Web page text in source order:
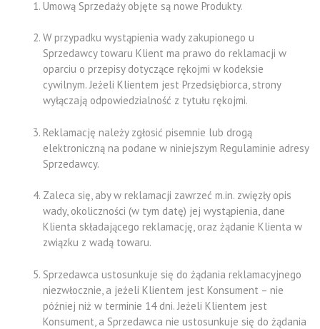
Umową Sprzedaży objęte są nowe Produkty.
W przypadku wystąpienia wady zakupionego u
Sprzedawcy towaru Klient ma prawo do reklamacji w
oparciu o przepisy dotyczące rękojmi w kodeksie
cywilnym. Jeżeli Klientem jest Przedsiębiorca, strony
wyłączają odpowiedzialność z tytułu rękojmi.
Reklamację należy zgłosić pisemnie lub drogą
elektroniczną na podane w niniejszym Regulaminie adresy
Sprzedawcy.
Zaleca się, aby w reklamacji zawrzeć m.in. zwięzły opis
wady, okoliczności (w tym datę) jej wystąpienia, dane
Klienta składającego reklamację, oraz żądanie Klienta w
związku z wadą towaru.
Sprzedawca ustosunkuje się do żądania reklamacyjnego
niezwłocznie, a jeżeli Klientem jest Konsument – nie
później niż w terminie 14 dni. Jeżeli Klientem jest
Konsument, a Sprzedawca nie ustosunkuje się do żądania